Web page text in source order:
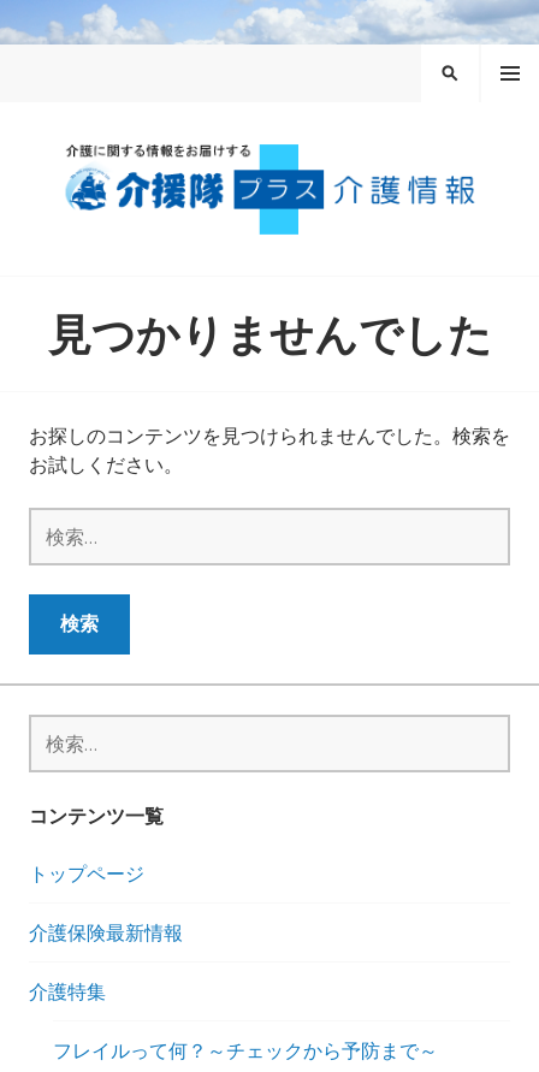
ン
ー
検
見つかりませんでした
お探しのコンテンツを見つけられませんでした。検索を
お試しください。
索:
索:
コンテンツ一覧
トップページ
介護保険最新情報
介護特集
フレイルって何？～チェックから予防まで～